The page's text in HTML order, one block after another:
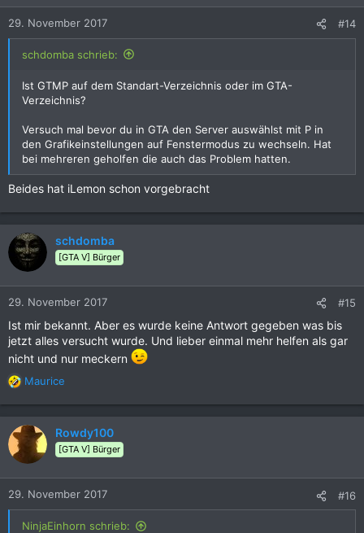
29. November 2017 #14
schdomba schrieb:
Ist GTMP auf dem Standart-Verzeichnis oder im GTA-
Verzeichnis?
Versuch mal bevor du in GTA den Server auswählst mit P in
den Grafikeinstellungen auf Fenstermodus zu wechseln. Hat
bei mehreren geholfen die auch das Problem hatten.
Beides hat iLemon schon vorgebracht
schdomba
[GTA V] Bürger
29. November 2017 #15
Ist mir bekannt. Aber es wurde keine Antwort gegeben was bis
jetzt alles versucht wurde. Und lieber einmal mehr helfen als gar
nicht und nur meckern
R
e
a
k
t
n
Maurice
Rowdy100
[GTA V] Bürger
29. November 2017 #16
NinjaEinhorn schrieb: